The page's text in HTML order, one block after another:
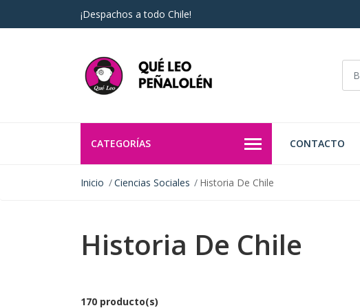
¡Despachos a todo Chile!
CATEGORÍAS CONTACTO
Inicio Ciencias Sociales Historia De Chile
Historia De Chile
170 producto(s)